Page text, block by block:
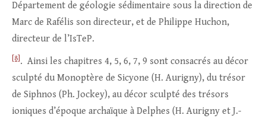
Département de géologie sédimentaire sous la direction de
Marc de Rafélis son directeur, et de Philippe Huchon,
directeur de l’IsTeP.
[8] . Ainsi les chapitres 4, 5, 6, 7, 9 sont consacrés au décor
sculpté du Monoptère de Sicyone (H. Aurigny), du trésor
de Siphnos (Ph. Jockey), au décor sculpté des trésors
ioniques d’époque archaïque à Delphes (H. Aurigny et J.-